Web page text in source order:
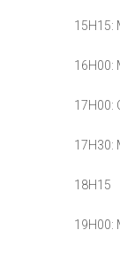
15H15:
16H00:
17H00:
17H30:
18H15
19H00: